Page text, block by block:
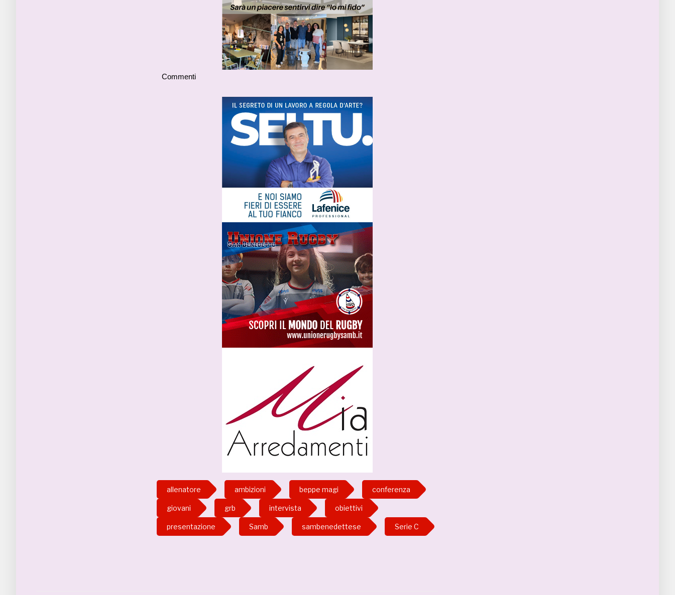
Commenti
allenatore ambizioni beppe magi conferenza
giovani grb intervista obiettivi
presentazione Samb sambenedettese Serie C